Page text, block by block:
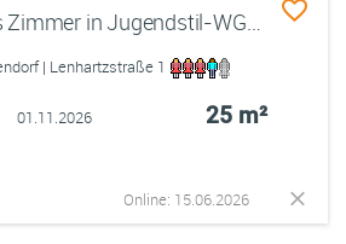
| Lenhartzstraße 1
01.11.2026 25 m²
Online: 15.06.2026